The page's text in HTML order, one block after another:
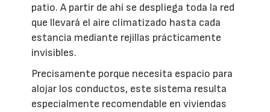
patio. A partir de ahí se despliega toda la red
que llevará el aire climatizado hasta cada
estancia mediante rejillas prácticamente
invisibles.
Precisamente porque necesita espacio para
alojar los conductos, este sistema resulta
especialmente recomendable en viviendas